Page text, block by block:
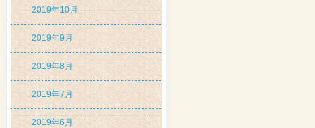
2019年10月
2019年9月
2019年8月
2019年7月
2019年6月